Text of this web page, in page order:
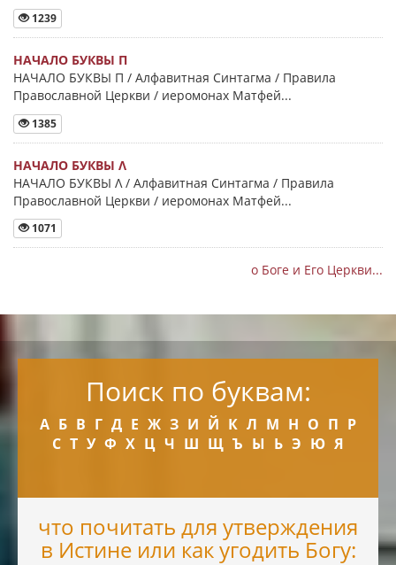
1239
НАЧАЛО БУКВЫ Π
НАЧАЛО БУКВЫ Π / Алфавитная Синтагма / Правила
Православной Церкви / иеромонах Матфей...
1385
НАЧАЛО БУКВЫ Λ
НАЧАЛО БУКВЫ Λ / Алфавитная Синтагма / Правила
Православной Церкви / иеромонах Матфей...
1071
о Боге и Его Церкви...
Поиск по буквам:
А Б В Г Д Е Ж З И Й К Л М Н О П Р
С Т У Ф Х Ц Ч Ш Щ Ъ Ы Ь Э Ю Я
что почитать для утверждения
в Истине или как угодить Богу: